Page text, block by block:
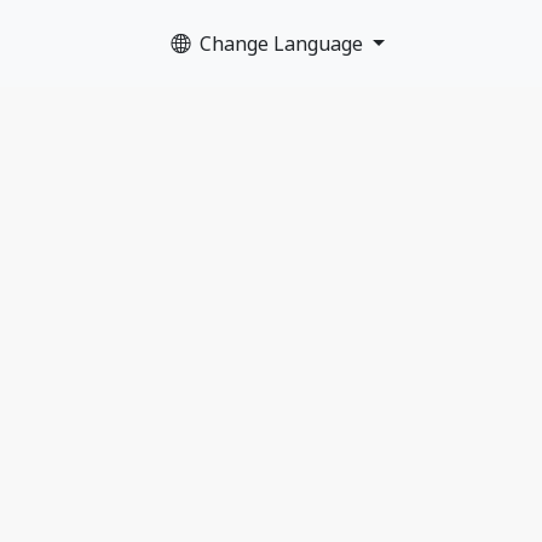
Change Language